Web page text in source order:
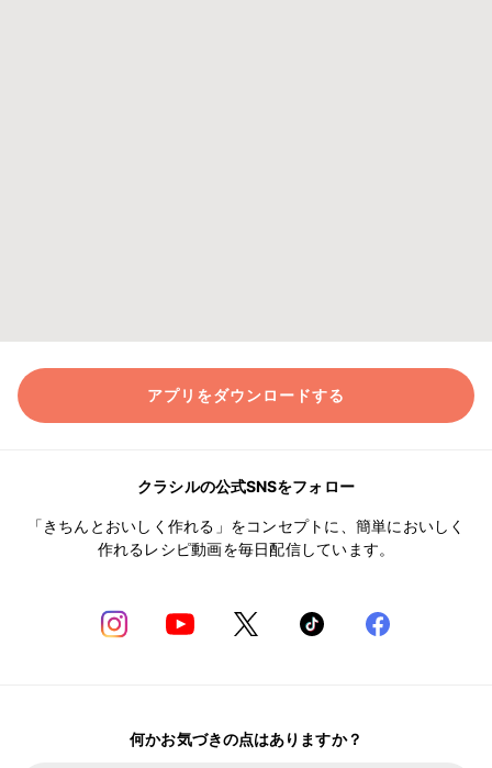
アプリをダウンロードする
クラシルの公式SNSをフォロー
「きちんとおいしく作れる」をコンセプトに、簡単においしく
作れるレシピ動画を毎日配信しています。
何かお気づきの点はありますか？